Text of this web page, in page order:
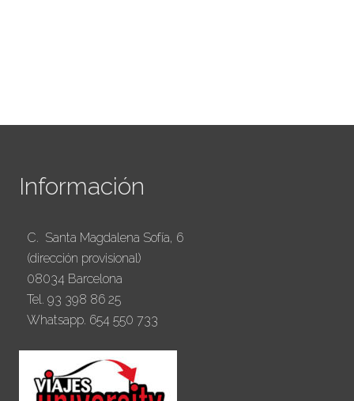
Información
C. Santa Magdalena Sofía, 6
(dirección provisional)
08034 Barcelona
Tel. 93 398 86 25
Whatsapp. 654 550 733